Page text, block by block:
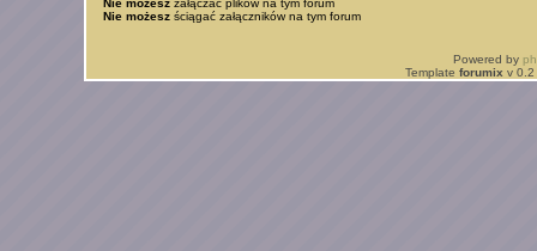
Nie możeszzałączać plików na tym forum
Nie możeszściągać załączników na tym forum
Powered by
Template forumix v 0.2